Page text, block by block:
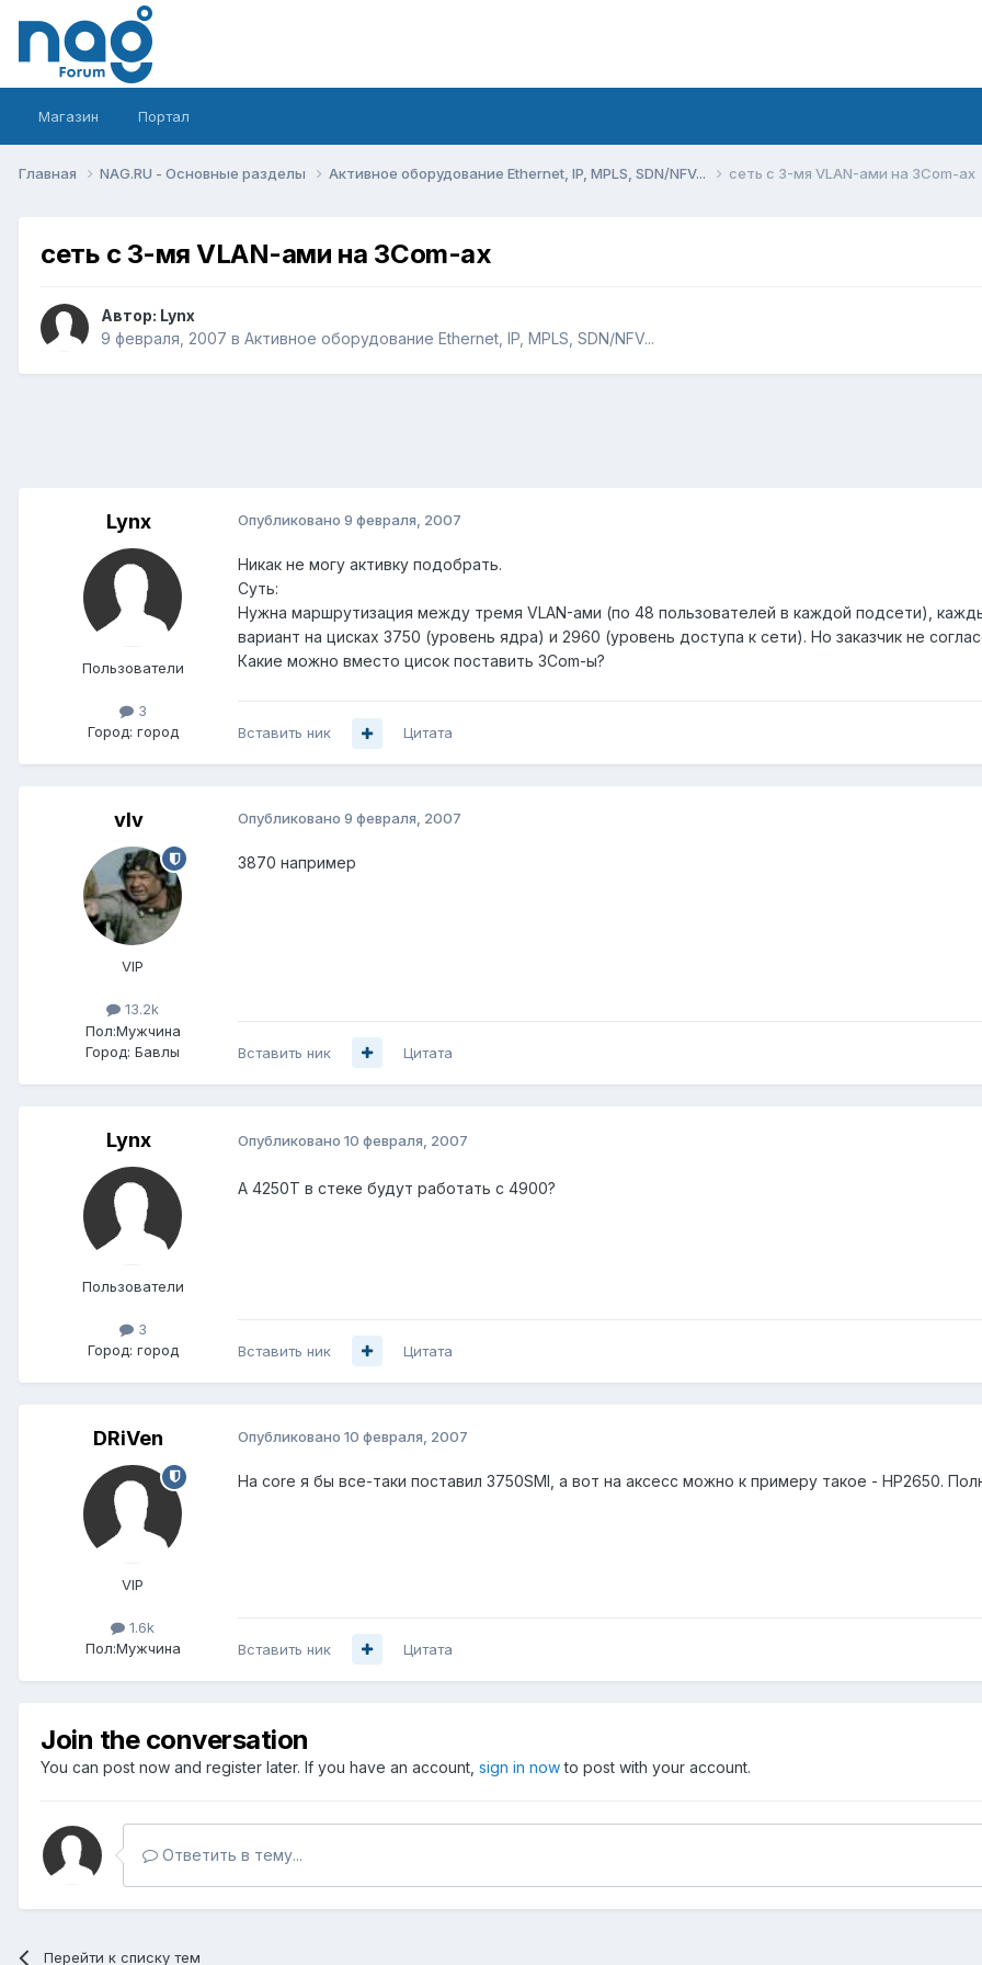
Магазин Портал
Главная NAG.RU - Основные разделы Активное оборудование Ethernet, IP, MPLS, SDN/NFV... сеть с 3-мя VLAN-ами на 3Com-ах
сеть с 3-мя VLAN-ами на 3Com-ах
Автор: Lynx
9 февраля, 2007 в Активное оборудование Ethernet, IP, MPLS, SDN/NFV...
Lynx
Пользователи
3
Город: город
Опубликовано 9 февраля, 2007
Никак не могу активку подобрать.
Суть:
Нужна маршрутизация между тремя VLAN-ами (по 48 пользователей в каждой подсети),
вариант на цисках 3750 (уровень ядра) и 2960 (уровень доступа к сети). Но заказчик не
Какие можно вместо цисок поставить 3Com-ы?
Вставить ник Цитата
vIv
VIP
13.2k
Пол:Мужчина
Город: Бавлы
Опубликовано 9 февраля, 2007
3870 например
Вставить ник Цитата
Lynx
Пользователи
3
Город: город
Опубликовано 10 февраля, 2007
А 4250Т в стеке будут работать с 4900?
Вставить ник Цитата
DRiVen
VIP
1.6k
Пол:Мужчина
Опубликовано 10 февраля, 2007
На core я бы все-таки поставил 3750SMI, а вот на аксесс можно к примеру такое - HP2650.
Вставить ник Цитата
Join the conversation
You can post now and register later. If you have an account, sign in nowto post with your account.
Ответить в тему...
Перейти к списку тем